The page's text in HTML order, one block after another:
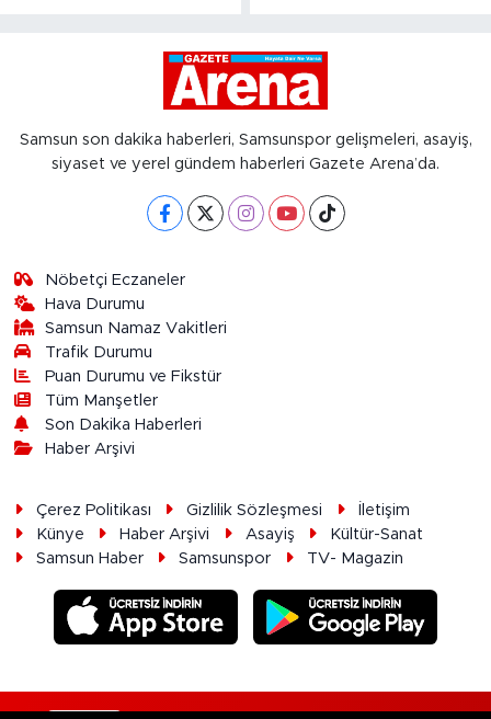
Samsun son dakika haberleri, Samsunspor gelişmeleri, asayiş,
siyaset ve yerel gündem haberleri Gazete Arena’da.
Nöbetçi Eczaneler
Hava Durumu
Samsun Namaz Vakitleri
Trafik Durumu
Puan Durumu ve Fikstür
Tüm Manşetler
Son Dakika Haberleri
Haber Arşivi
Çerez Politikası Gizlilik Sözleşmesi
İletişim
Künye
Haber Arşivi Asayiş
Kültür-Sanat
Samsun Haber
Samsunspor TV- Magazin